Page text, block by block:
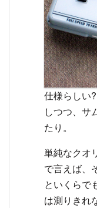
仕様らしい
しつつ、サ
たり。
単純なクオ
で言えば、
といくらで
は測りきれ